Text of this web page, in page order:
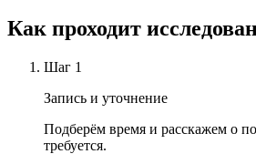
Как проходит
Шаг 1
Запись и уточнение
Подберём время и расскажем о
требуется.